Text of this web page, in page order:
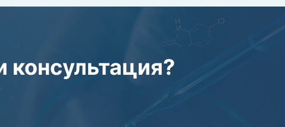
консультация?